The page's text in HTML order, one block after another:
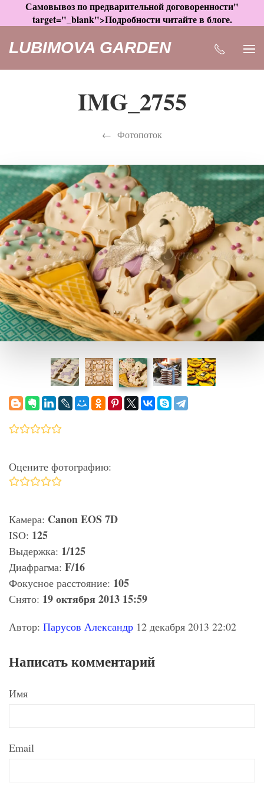
Самовывоз по предварительной договоренности"
target="_blank">Подробности читайте в блоге.
LUBIMOVA GARDEN
IMG_2755
Фотопоток
Оцените фотографию:
Камера: Canon EOS 7D
ISO: 125
Выдержка: 1/125
Диафрагма: F/16
Фокусное расстояние: 105
Снято: 19 октября 2013 15:59
Автор: Парусов Александр 12 декабря 2013 22:02
Написать комментарий
Имя
Email